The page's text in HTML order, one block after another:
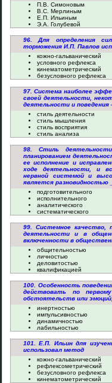
П.В. Симоновым
В.С. Мерлиным
Е.П. Ильиным
Э.А. Голубевой
96. Для определения
торможения И.П. Павлов
кожно-гальванический
условного рефлекса
кинематометрический
безусловного рефлекса
97. Система наиболее
своей деятельности,
деятельности и
стиль деятельности
стиль мышления
стиль восприятия
стиль анализа
98. Стиль
планированием
ее исполнение и
ходе деятельности, и
нервной системой и
является разновидностью
подготовительного
исполнительного
аналитического
систематического
99. Системное качество,
деятельности и в
включенности в
общительностью
личностью
деловитостью
квалификацией
100. Особенность
действовать по
обстоятельств или
инертностью
импульсивностью
динамичностью
лабильностью
101. Е.П. Ильин для
использовал метод
кожно-гальванический
рефлексометрический
безусловного рефлекса
кинематометрический